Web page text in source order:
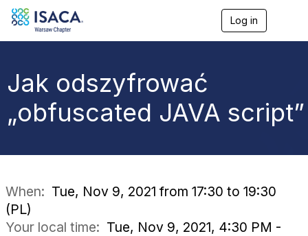
Log in
a
v
a
Jak odszyfrować
„obfuscated JAVA script”
When: Tue, Nov 9, 2021 from 17:30 to 19:30
(PL)
Your local time: Tue, Nov 9, 2021, 4:30 PM -